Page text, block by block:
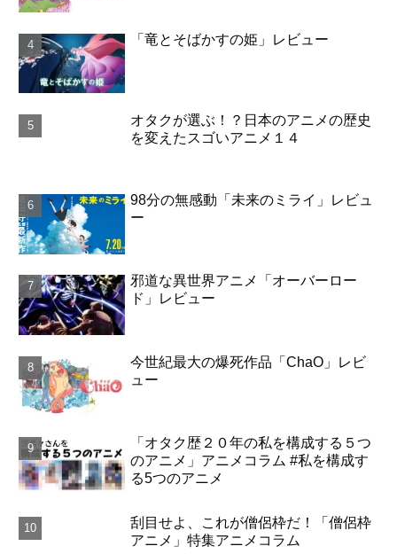
「竜とそばかすの姫」レビュー
オタクが選ぶ！？日本のアニメの歴史
を変えたスゴいアニメ１４
98分の無感動「未来のミライ」レビュ
ー
邪道な異世界アニメ「オーバーロー
ド」レビュー
今世紀最大の爆死作品「ChaO」レビ
ュー
「オタク歴２０年の私を構成する５つ
のアニメ」アニメコラム #私を構成す
る5つのアニメ
刮目せよ、これが僧侶枠だ！「僧侶枠
アニメ」特集アニメコラム